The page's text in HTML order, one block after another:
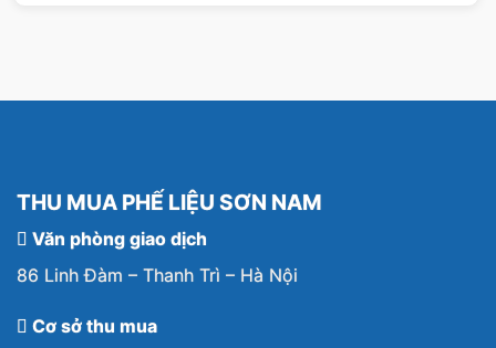
THU MUA PHẾ LIỆU SƠN NAM
Văn phòng giao dịch
86 Linh Đàm – Thanh Trì – Hà Nội
Cơ sở thu mua